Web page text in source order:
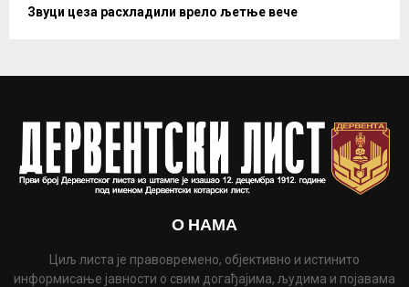
Звуци цеза расхладили врело љетње вече
О НАМА
Циљ листа је правовремено, објективно и истинито
информисање јавности о свим догађајима, људима и појавама